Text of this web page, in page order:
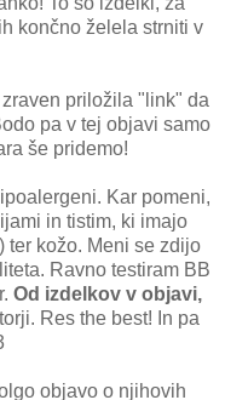
končno želela strniti v
priložila "link" da
pa v tej objavi samo
še pridemo!
Kar pomeni,
in tistim, ki imajo
ter kožo. Meni se zdijo
Ravno testiram BB
Od izdelkov v objavi,
Res the best! In pa
objavo o njihovih